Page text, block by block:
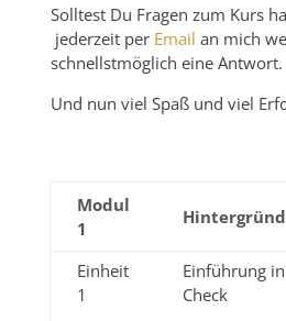
Solltest Du Fragen zum Kurs
jederzeit per Email an mich
schnellstmöglich eine Antwort.
Und nun viel Spaß und viel
Modul
1
Einheit
1
Einführung
Check